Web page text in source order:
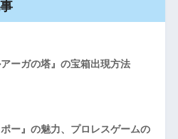
ーガの塔』の宝箱出現方法
ー』の魅力、プロレスゲームの